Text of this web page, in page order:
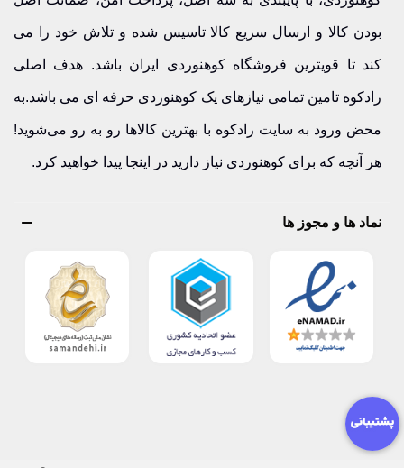
بودن کالا و ارسال سریع کالا تاسیس شده و تلاش خود را می
کند تا قویترین فروشگاه کوهنوردی ایران باشد. هدف اصلی
رادکوه تامین تمامی نیازهای یک کوهنوردی حرفه ای می باشد.به
محض ورود به سایت رادکوه با بهترین کالاها رو به رو می‌شوید!
هر آنچه که برای کوهنوردی نیاز دارید در اینجا پیدا خواهید کرد.
نماد ها و مجوز ها